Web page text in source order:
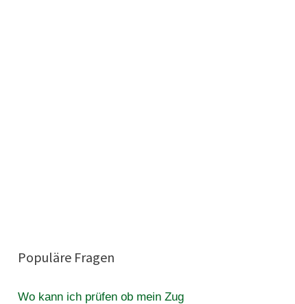
Populäre Fragen
Wo kann ich prüfen ob mein Zug